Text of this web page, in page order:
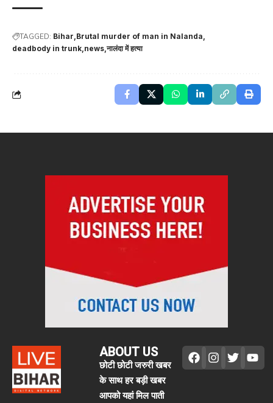
TAGGED: Bihar Brutal murder of man in Nalanda
deadbody in trunk news नालंदा में हत्‍या
ABOUT US
छोटी छोटी जरुरी खबर
के साथ हर बड़ी खबर
आपको यहां मिल पाती